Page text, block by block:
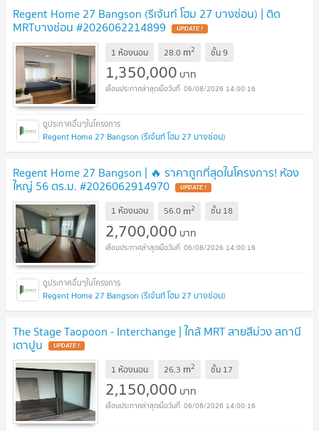
Regent Home 27 Bangson (รีเจ้นท์ โฮม 27 บางซ่อน) | ติด
MRTบางซ่อน #2026062214899
1 ห้องนอน 28.0 m2 ชั้น9
1,350,000 บาท
06/08/2026 14:00:16
Regent Home 27 Bangson (รีเจ้นท์ โฮม 27 บางซ่อน)
Regent Home 27 Bangson | 🔥 ราคาถูกที่สุดในโครงการ! ห้อง
ใหญ่ 56 ตร.ม. #2026062914970
1 ห้องนอน 56.0 m2 ชั้น 18
2,700,000 บาท
06/08/2026 14:00:16
Regent Home 27 Bangson (รีเจ้นท์ โฮม 27 บางซ่อน)
The Stage Taopoon - Interchange | ใกล้ MRT สายสีม่วง สถานี
เตาปูน
1 ห้องนอน 26.3 m2 ชั้น 17
2,150,000 บาท
06/08/2026 14:00:16